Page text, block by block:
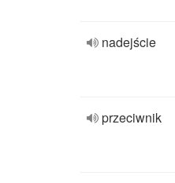
nadejście
przeciwnik